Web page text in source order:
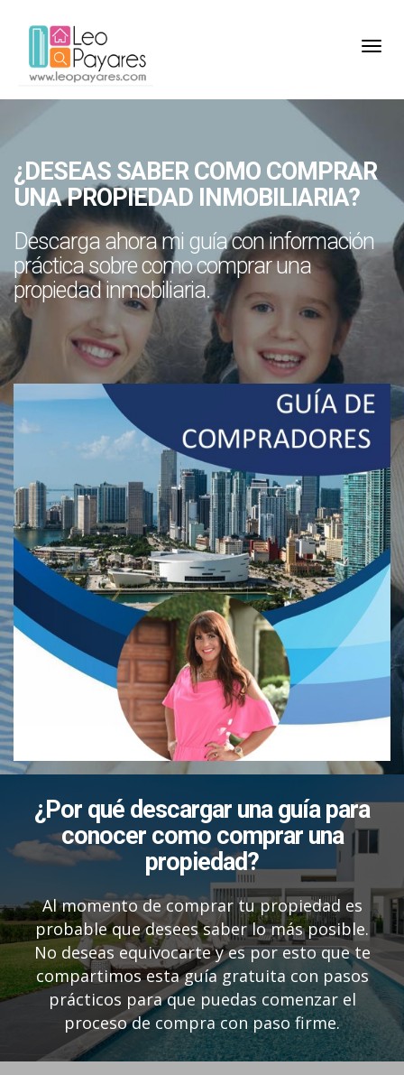
¿DESEAS SABER COMO COMPRAR
UNA PROPIEDAD INMOBILIARIA?
Descarga ahora mi guía con información
práctica sobre como comprar una
propiedad inmobiliaria.
¿Por qué descargar una guía para
conocer como comprar una
propiedad?
Al momento de comprar tu propiedad es
probable que desees saber lo más posible.
No deseas equivocarte y es por esto que te
compartimos esta guía gratuita con pasos
prácticos para que puedas comenzar el
proceso de compra con paso firme.